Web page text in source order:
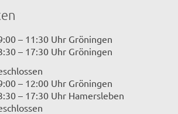
– 11:30 Uhr Gröningen
– 17:30 Uhr Gröningen
– 12:00 Uhr Gröningen
– 17:30 Uhr Hamersleben